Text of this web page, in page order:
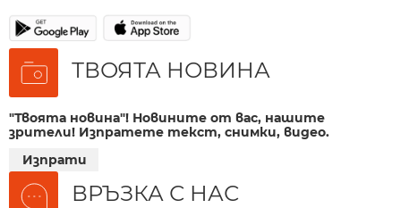
ТВОЯТА НОВИНА
"Твоята новина"! Новините от вас, нашите
зрители! Изпратете текст, снимки, видео.
Изпрати
ВРЪЗКА С НАС